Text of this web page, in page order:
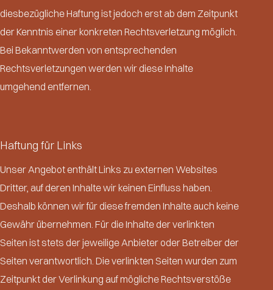
diesbezügliche Haftung ist jedoch erst ab dem Zeitpunkt
der Kenntnis einer konkreten Rechtsverletzung möglich.
Bei Bekanntwerden von entsprechenden
Rechtsverletzungen werden wir diese Inhalte
umgehend entfernen.
Haftung für Links
Unser Angebot enthält Links zu externen Websites
Dritter, auf deren Inhalte wir keinen Einfluss haben.
Deshalb können wir für diese fremden Inhalte auch keine
Gewähr übernehmen. Für die Inhalte der verlinkten
Seiten ist stets der jeweilige Anbieter oder Betreiber der
Seiten verantwortlich. Die verlinkten Seiten wurden zum
Zeitpunkt der Verlinkung auf mögliche Rechtsverstöße